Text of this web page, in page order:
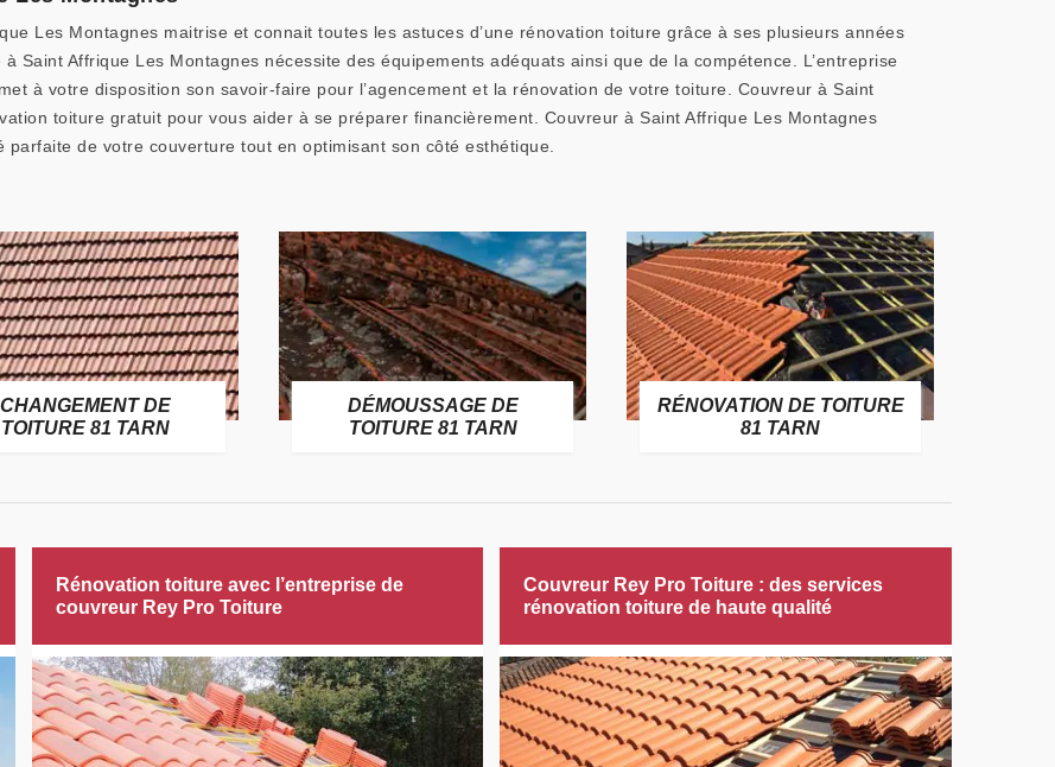
Les Montagnes maitrise et connait toutes les astuces d’une rénovation toiture grâce à ses plusieurs années
Saint Affrique Les Montagnes nécessite des équipements adéquats ainsi que de la compétence. L’entreprise
à votre disposition son savoir-faire pour l’agencement et la rénovation de votre toiture. Couvreur à Saint
toiture gratuit pour vous aider à se préparer financièrement. Couvreur à Saint Affrique Les Montagnes
parfaite de votre couverture tout en optimisant son côté esthétique.
CHANGEMENT DE
TOITURE 81 TARN
DÉMOUSSAGE DE
TOITURE 81 TARN
RÉNOVATION DE TOITURE
81 TARN
Rénovation toiture avec l’entreprise de
couvreur Rey Pro Toiture
Couvreur Rey Pro Toiture : des services
rénovation toiture de haute qualité